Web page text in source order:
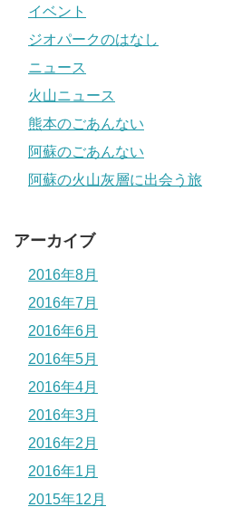
イベント
ジオパークのはなし
ニュース
火山ニュース
熊本のごあんない
阿蘇のごあんない
阿蘇の火山灰層に出会う旅
アーカイブ
2016年8月
2016年7月
2016年6月
2016年5月
2016年4月
2016年3月
2016年2月
2016年1月
2015年12月